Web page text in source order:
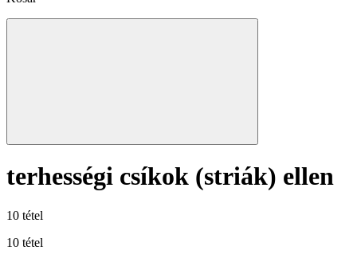
terhességi csíkok (striák) ellen
10 tétel
10 tétel